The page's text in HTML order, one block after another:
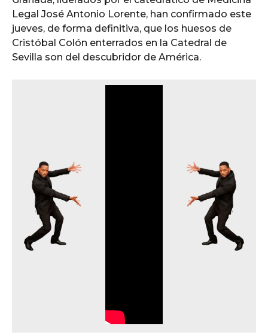
Legal José Antonio Lorente, han confirmado este
jueves, de forma definitiva, que los huesos de
Cristóbal Colón enterrados en la Catedral de
Sevilla son del descubridor de América.